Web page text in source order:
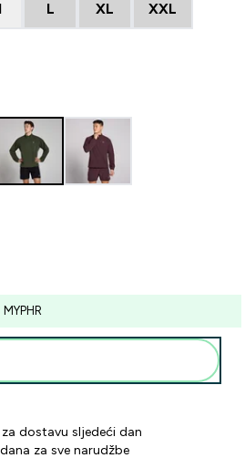
L XL XXL
price
dostavu sljedeći dan
za sve narudžbe